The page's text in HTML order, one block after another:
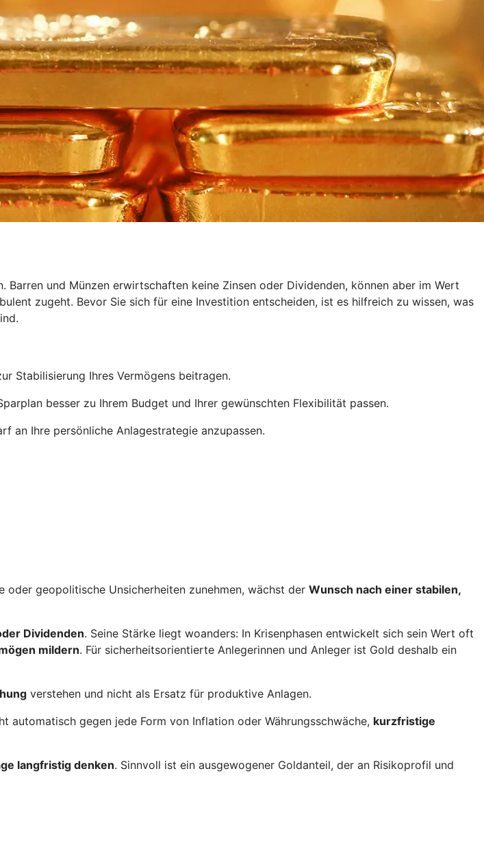
und Münzen erwirtschaften keine Zinsen oder Dividenden, können aber im Wert
zugeht. Bevor Sie sich für eine Investition entscheiden, ist es hilfreich zu wissen, was
Stabilisierung Ihres Vermögens beitragen.
besser zu Ihrem Budget und Ihrer gewünschten Flexibilität passen.
an Ihre persönliche Anlagestrategie anzupassen.
oder geopolitische Unsicherheiten zunehmen, wächst der Wunsch nach einer stabilen,
Dividenden. Seine Stärke liegt woanders: In Krisenphasen entwickelt sich sein Wert oft
mildern. Für sicherheitsorientierte Anlegerinnen und Anleger ist Gold deshalb ein
verstehen und nicht als Ersatz für produktive Anlagen.
gegen jede Form von Inflation oder Währungsschwäche, kurzfristige
langfristig denken. Sinnvoll ist ein ausgewogener Goldanteil, der an Risikoprofil und